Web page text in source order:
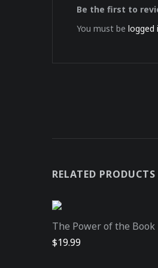
Be the first to
You must be logged
RELATED PRODUCTS
The Power of the Book
$19.99